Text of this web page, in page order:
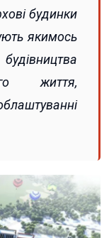
будинки
якимось
життя,